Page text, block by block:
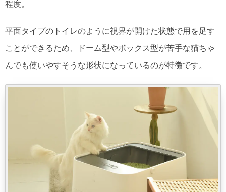
程度。
平面タイプのトイレのように視界が開けた状態で用を足す
ことができるため、ドーム型やボックス型が苦手な猫ちゃ
んでも使いやすそうな形状になっているのが特徴です。